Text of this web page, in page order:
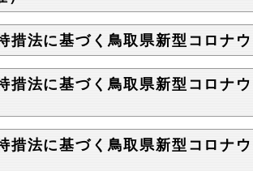
措法に基づく鳥取県新型コロナ
措法に基づく鳥取県新型コロナ
措法に基づく鳥取県新型コロナ